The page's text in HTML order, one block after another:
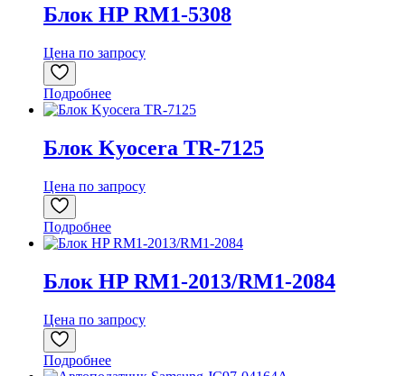
Блок HP RM1-5308
Цена по запросу
Подробнее
Блок Kyocera TR-7125
Цена по запросу
Подробнее
Блок HP RM1-2013/RM1-2084
Цена по запросу
Подробнее